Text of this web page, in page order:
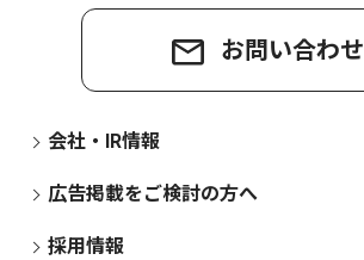
お問い合わせ
会社・IR情報
広告掲載をご検討の方へ
採用情報